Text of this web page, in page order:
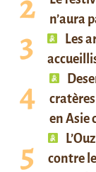
n’aura
Les
en Asie
contre